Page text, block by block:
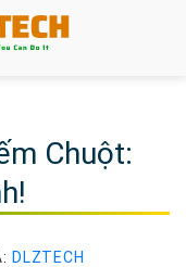
Chuột:
DLZTECH